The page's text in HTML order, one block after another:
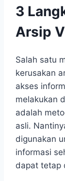
3
Arsip
Salah satu
kerusakan
akses
melakukan
adalah
asli.
digunakan
informasi
dapat tetap